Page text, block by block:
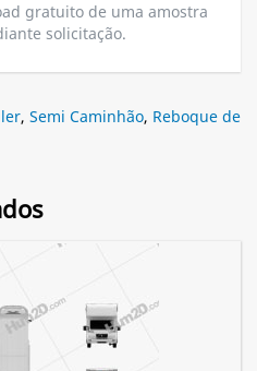
gratuito de uma amostra
solicitação.
, Semi Caminhão, Reboque de